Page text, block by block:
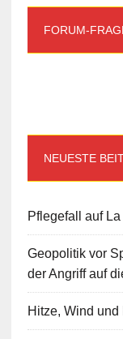
FORUM-
NEUESTE
Pflegefall auf
Geopolitik vor
der Angriff auf
Hitze, Wind